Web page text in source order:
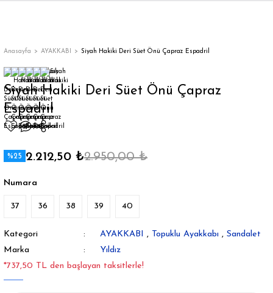
Trençkot
Trençkot
Anasayfa AYAKKABI Siyah Hakiki Deri Süet Önü Çapraz Espadril
Siyah Hakiki Deri Süet Önü Çapraz
Espadril
%25 2.212,50 ₺2.950,00 ₺
Numara
37 36 38 39 40
Kategori AYAKKABI , Topuklu Ayakkabı , Sandalet
Marka
Yıldız
*737,50 TL den başlayan taksitlerle!